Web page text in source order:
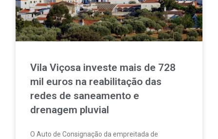
Vila Viçosa investe mais de 728
mil euros na reabilitação das
redes de saneamento e
drenagem pluvial
O Auto de Consignação da empreitada de